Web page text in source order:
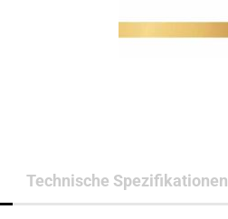
Technische Spezifikationen